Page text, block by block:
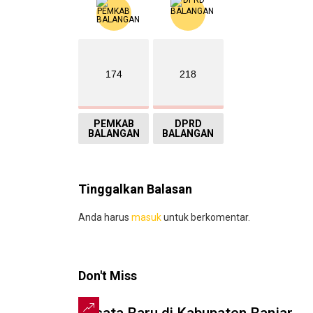
174
PEMKAB
BALANGAN
218
DPRD
BALANGAN
Tinggalkan Balasan
Anda harus masukuntuk berkomentar.
Don't Miss